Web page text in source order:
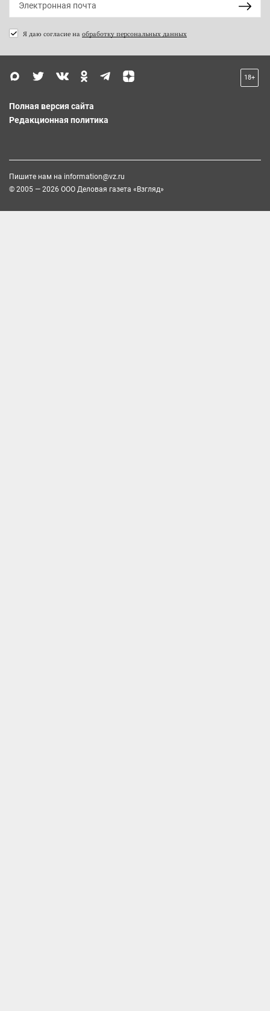
Я даю согласие на обработку персональных данных
18+
Полная версия сайта
Редакционная политика
Пишите нам на information@vz.ru
© 2005 — 2026 ООО Деловая газета «Взгляд»